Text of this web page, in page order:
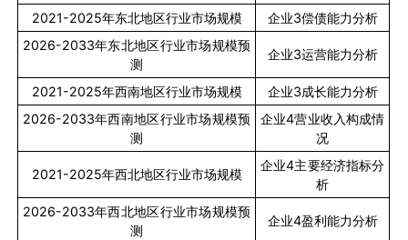
2021-2025年东北地区行业市场规模 企业3偿债能力分析
2026-2033年东北地区行业市场规模预
测
企业3运营能力分析
2021-2025年西南地区行业市场规模 企业3成长能力分析
2026-2033年西南地区行业市场规模预
测
企业4营业收入构成情
况
2021-2025年西北地区行业市场规模
企业4主要经济指标分
析
2026-2033年西北地区行业市场规模预
测
企业4盈利能力分析